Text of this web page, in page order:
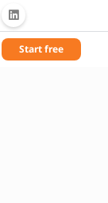
Start free